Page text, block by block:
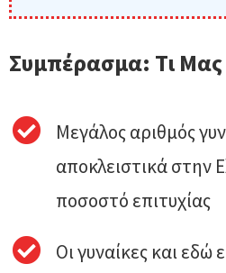
Συμπέρασμα: Τι Μας
Μεγάλος αριθμός
αποκλειστικά στην
ποσοστό επιτυχίας
Οι γυναίκες και εδώ